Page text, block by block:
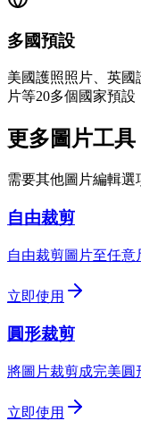
多國預設
美國護照照片、英
片等20多個國家預設
更多圖片工具
需要其他圖片編輯選
自由裁剪
自由裁剪圖片至任意
立即使用
圓形裁剪
將圖片裁剪成完美圓
立即使用